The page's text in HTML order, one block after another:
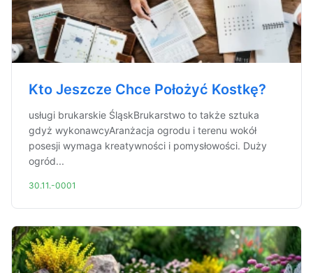
Kto Jeszcze Chce Położyć Kostkę?
usługi brukarskie ŚląskBrukarstwo to także sztuka
gdyż wykonawcyAranżacja ogrodu i terenu wokół
posesji wymaga kreatywności i pomysłowości. Duży
ogród...
30.11.-0001